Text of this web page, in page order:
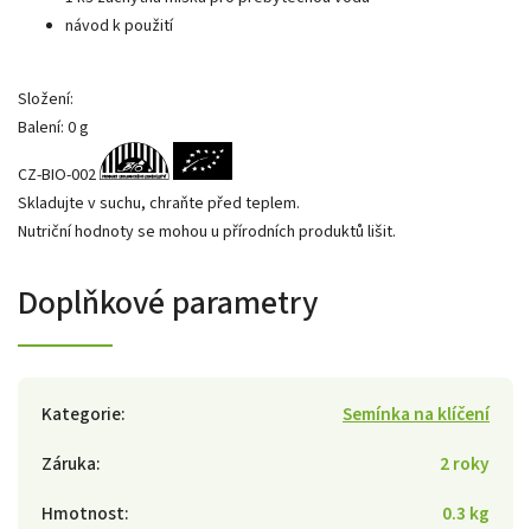
návod k použití
Složení:
Balení: 0 g
CZ-BIO-002
Skladujte v suchu, chraňte před teplem.
Nutriční hodnoty se mohou u přírodních produktů lišit.
Doplňkové parametry
Kategorie:
Semínka na klíčení
Záruka:
2 roky
Hmotnost:
0.3 kg